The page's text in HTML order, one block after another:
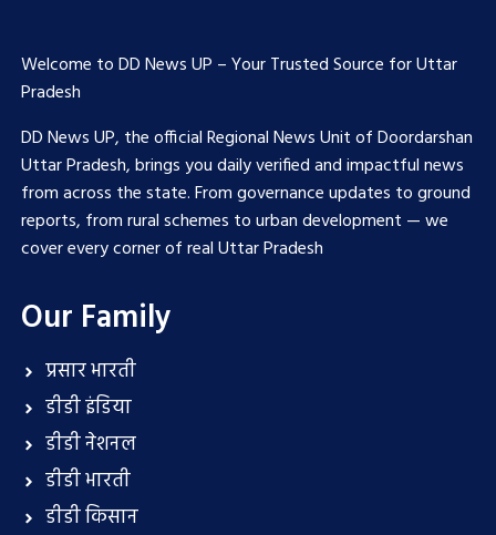
Welcome to DD News UP – Your Trusted Source for Uttar
Pradesh
DD News UP, the official Regional News Unit of Doordarshan
Uttar Pradesh, brings you daily verified and impactful news
from across the state. From governance updates to ground
reports, from rural schemes to urban development — we
cover every corner of real Uttar Pradesh
Our Family
प्रसार भारती
डीडी इंडिया
डीडी नेशनल
डीडी भारती
डीडी किसान